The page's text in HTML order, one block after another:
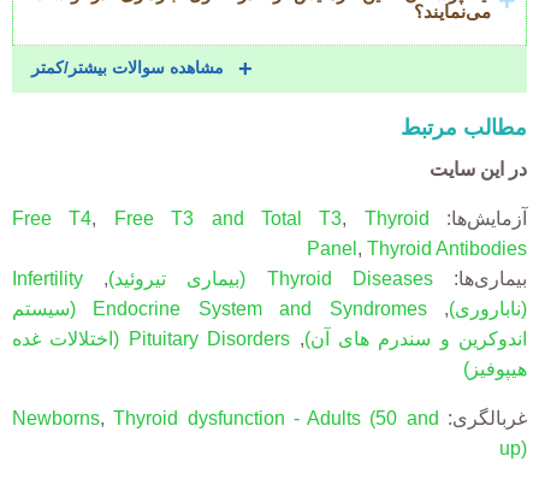
می‌نمایند؟
مطالب مرتبط
در این سایت
آزمایش‌ها: Free T4, Free T3 and Total T3, Thyroid
Panel , Thyroid Antibodies
بیماری‌ها:Thyroid Diseases (بیماری تیروئید),
Infertility
(ناباروری),
Endocrine System and Syndromes
(سیستم
اندوکرین و سندرم های آن),
Pituitary Disorders (اختلالات غده
هیپوفیز)
غربالگری: Newborns,Thyroid dysfunction - Adults (50 and
up)